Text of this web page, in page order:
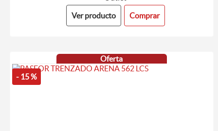
Ver producto Comprar
Oferta
- 15 %